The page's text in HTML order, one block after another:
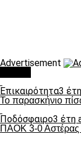
Advertisement
Επικαιρότητα3
Το παρασκήνιο
Ποδόσφαιρο3 έτη
ΠΑΟΚ 3-0 Αστέρας